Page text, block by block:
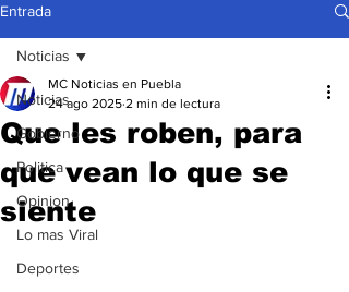
Entrada
Noticias
Gobierno
Politica
Opinion
Lo mas Viral
Deportes
Noticias
Que les roben, para
que vean lo que se
siente
MC Noticias en Puebla
24 ago 2025 2 min de lectura